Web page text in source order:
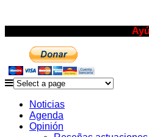
Noticias
Agenda
Opinión